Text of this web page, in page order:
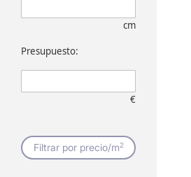
cm
Presupuesto:
€
Filtrar por precio/m2